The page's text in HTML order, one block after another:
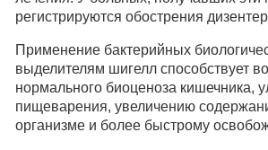
регистрируются обострения
Применение бактерийных
выделителям шигелл способствует
нормального биоценоза кишечника,
пищеварения, увеличению
организме и более быстрому